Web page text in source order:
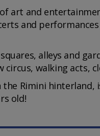
art and
and
alleys and
walking acts,
Rimini
old!